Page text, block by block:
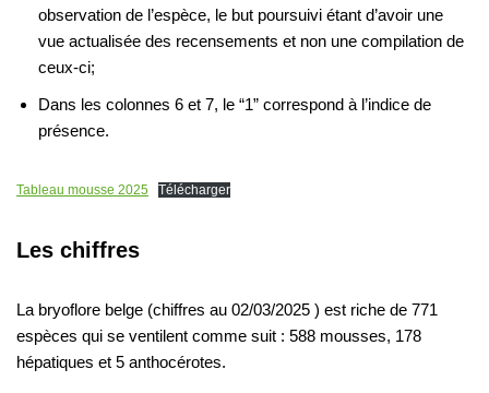
observation de l’espèce, le but poursuivi étant d’avoir une
vue actualisée des recensements et non une compilation de
ceux-ci;
Dans les colonnes 6 et 7, le “1” correspond à l’indice de
présence.
Tableau mousse 2025 Télécharger
Les chiffres
La bryoflore belge (chiffres au 02/03/2025 ) est riche de 771
espèces qui se ventilent comme suit : 588 mousses, 178
hépatiques et 5 anthocérotes.